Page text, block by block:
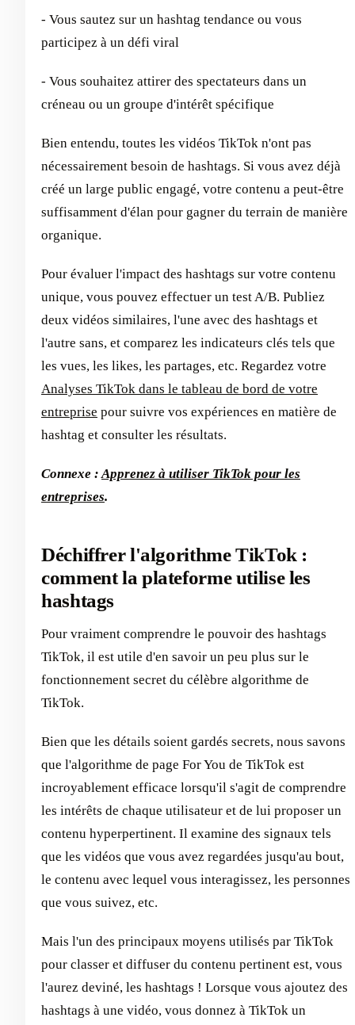
- Vous sautez sur un hashtag tendance ou vous
participez à un défi viral
- Vous souhaitez attirer des spectateurs dans un
créneau ou un groupe d'intérêt spécifique
Bien entendu, toutes les vidéos TikTok n'ont pas
nécessairement besoin de hashtags. Si vous avez déjà
créé un large public engagé, votre contenu a peut-être
suffisamment d'élan pour gagner du terrain de manière
organique.
Pour évaluer l'impact des hashtags sur votre contenu
unique, vous pouvez effectuer un test A/B. Publiez
deux vidéos similaires, l'une avec des hashtags et
l'autre sans, et comparez les indicateurs clés tels que
les vues, les likes, les partages, etc. Regardez votre
Analyses TikTok dans le tableau de bord de votre
entreprise pour suivre vos expériences en matière de
hashtag et consulter les résultats.
Connexe : Apprenez à utiliser TikTok pour les
entreprises.
Déchiffrer l'algorithme TikTok :
comment la plateforme utilise les
hashtags
Pour vraiment comprendre le pouvoir des hashtags
TikTok, il est utile d'en savoir un peu plus sur le
fonctionnement secret du célèbre algorithme de
TikTok.
Bien que les détails soient gardés secrets, nous savons
que l'algorithme de page For You de TikTok est
incroyablement efficace lorsqu'il s'agit de comprendre
les intérêts de chaque utilisateur et de lui proposer un
contenu hyperpertinent. Il examine des signaux tels
que les vidéos que vous avez regardées jusqu'au bout,
le contenu avec lequel vous interagissez, les personnes
que vous suivez, etc.
Mais l'un des principaux moyens utilisés par TikTok
pour classer et diffuser du contenu pertinent est, vous
l'aurez deviné, les hashtags ! Lorsque vous ajoutez des
hashtags à une vidéo, vous donnez à TikTok un